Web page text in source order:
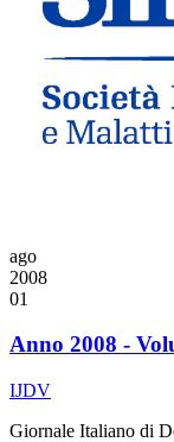
ago
2008
01
Anno 2008 -
IJDV
Giornale Italiano di